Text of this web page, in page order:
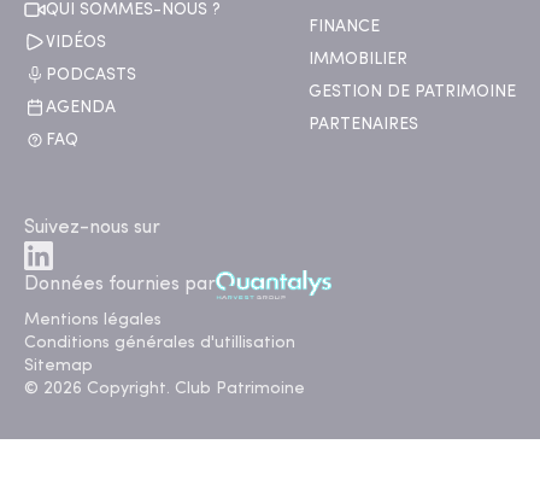
QUI SOMMES-NOUS ?
VIDÉOS
PODCASTS
AGENDA
FAQ
FINANCE
IMMOBILIER
GESTION DE PATRIMOINE
PARTENAIRES
Suivez-nous sur
Données fournies par
Mentions légales
Conditions générales d'utillisation
Sitemap
© 2026 Copyright. Club Patrimoine